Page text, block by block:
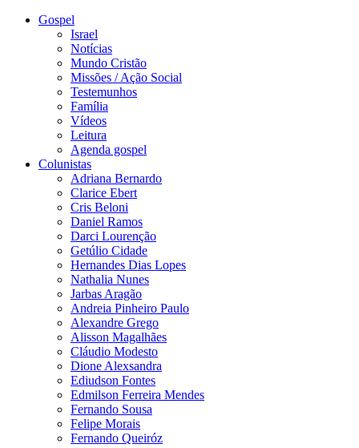
Gospel
Israel
Notícias
Mundo Cristão
Missões / Ação Social
Testemunhos
Família
Vídeos
Leitura
Agenda gospel
Colunistas
Adriana Bernardo
Clarice Ebert
Cris Beloni
Daniel Ramos
Darci Lourenção
Getúlio Cidade
Hernandes Dias Lopes
Nathalia Nunes
Jarbas Aragão
Andreia Pinheiro Paulo
Alexandre Grego
Alisson Magalhães
Cláudio Modesto
Dione Alexsandra
Ediudson Fontes
Edmilson Ferreira Mendes
Fernando Sousa
Felipe Morais
Fernando Queiróz